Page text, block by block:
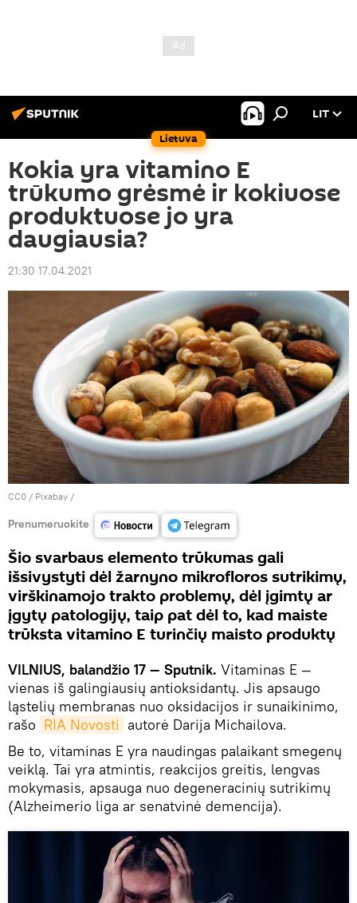
Lietuva
LIT
Kokia yra vitamino E
trūkumo grėsmė ir kokiuose
produktuose jo yra
daugiausia?
21:30 17.04.2021
CC0 / Рixabay /
Prenumeruokite
Šio svarbaus elemento trūkumas gali
išsivystyti dėl žarnyno mikrofloros sutrikimų,
virškinamojo trakto problemų, dėl įgimtų ar
įgytų patologijų, taip pat dėl ​​to, kad maiste
trūksta vitamino E turinčių maisto produktų
VILNIUS, balandžio 17 — Sputnik. Vitaminas E —
vienas iš galingiausių antioksidantų. Jis apsaugo
ląstelių membranas nuo oksidacijos ir sunaikinimo,
rašo RIA Novosti autorė Darija Michailova.
Be to, vitaminas E yra naudingas palaikant smegenų
veiklą. Tai yra atmintis, reakcijos greitis, lengvas
mokymasis, apsauga nuo degeneracinių sutrikimų
(Alzheimerio liga ar senatvinė demencija).